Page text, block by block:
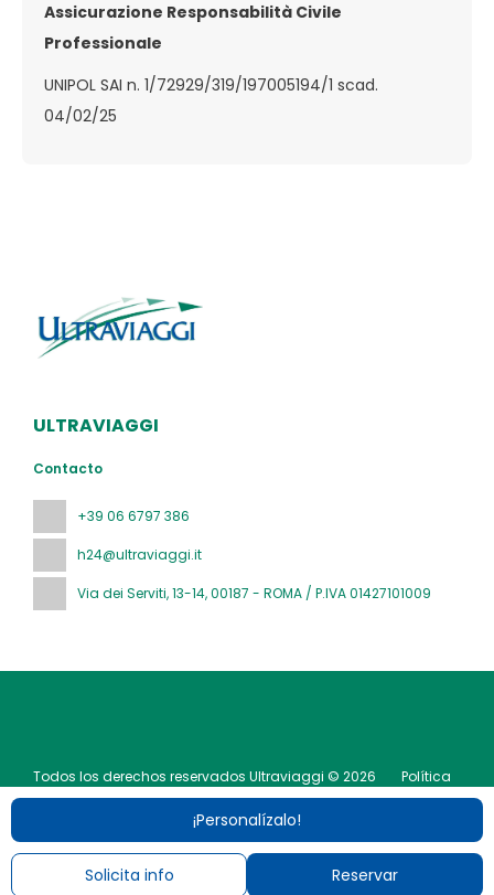
¡Personalízalo!
Solicita info Reservar
Assicurazione Responsabilità Civile
Professionale
UNIPOL SAI n. 1/72929/319/197005194/1 scad.
04/02/25
ULTRAVIAGGI
Contacto
+39 06 6797 386
h24@ultraviaggi.it
Via dei Serviti, 13-14, 00187 - ROMA / P.IVA 01427101009
Todos los derechos reservados Ultraviaggi © 2026
Política
de privacidad